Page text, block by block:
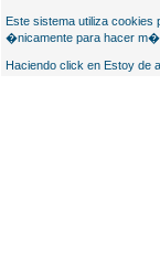
Este sistema utiliza
�nicamente para hacer
Haciendo click en Estoy de